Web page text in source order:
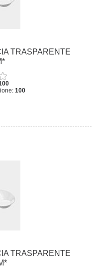
TRASPARENTE
100
TRASPARENTE